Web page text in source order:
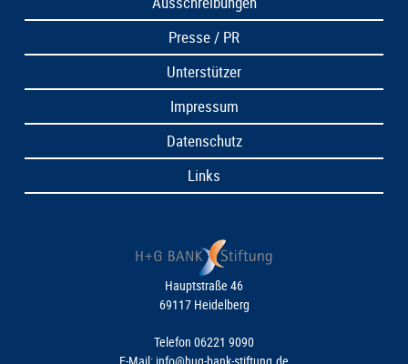
Presse / PR
Unterstützer
Impressum
Datenschutz
Links
Hauptstraße 46
69117 Heidelberg
Telefon 06221 9090